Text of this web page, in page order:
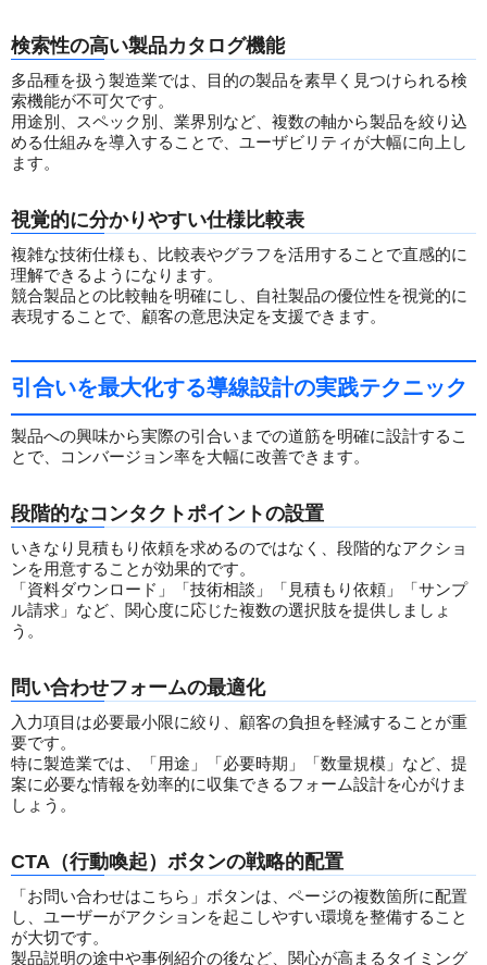
検索性の高い製品カタログ機能
多品種を扱う製造業では、目的の製品を素早く見つけられる検
索機能が不可欠です。
用途別、スペック別、業界別など、複数の軸から製品を絞り込
める仕組みを導入することで、ユーザビリティが大幅に向上し
ます。
視覚的に分かりやすい仕様比較表
複雑な技術仕様も、比較表やグラフを活用することで直感的に
理解できるようになります。
競合製品との比較軸を明確にし、自社製品の優位性を視覚的に
表現することで、顧客の意思決定を支援できます。
引合いを最大化する導線設計の実践テクニック
製品への興味から実際の引合いまでの道筋を明確に設計するこ
とで、コンバージョン率を大幅に改善できます。
段階的なコンタクトポイントの設置
いきなり見積もり依頼を求めるのではなく、段階的なアクショ
ンを用意することが効果的です。
「資料ダウンロード」「技術相談」「見積もり依頼」「サンプ
ル請求」など、関心度に応じた複数の選択肢を提供しましょ
う。
問い合わせフォームの最適化
入力項目は必要最小限に絞り、顧客の負担を軽減することが重
要です。
特に製造業では、「用途」「必要時期」「数量規模」など、提
案に必要な情報を効率的に収集できるフォーム設計を心がけま
しょう。
CTA（行動喚起）ボタンの戦略的配置
「お問い合わせはこちら」ボタンは、ページの複数箇所に配置
し、ユーザーがアクションを起こしやすい環境を整備すること
が大切です。
製品説明の途中や事例紹介の後など、関心が高まるタイミング